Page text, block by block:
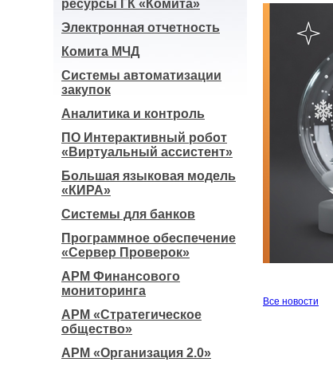
ресурсы ГК «Комита»
Электронная отчетность
Комита МЧД
Системы автоматизации
закупок
Аналитика и контроль
ПО Интерактивный робот
«Виртуальный ассистент»
Большая языковая модель
«КИРА»
Системы для банков
Программное обеспечение
«Сервер Проверок»
АРМ Финансового
мониторинга
АРМ «Стратегическое
общество»
АРМ «Организация 2.0»
Все новости